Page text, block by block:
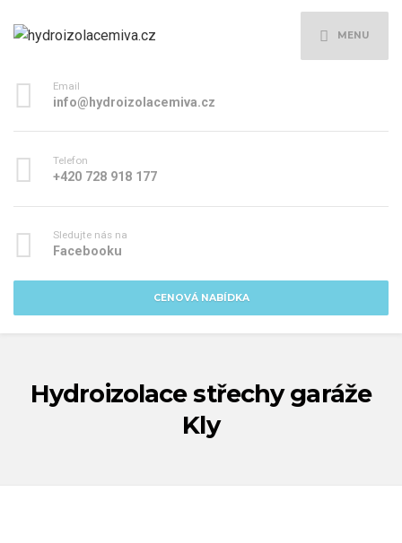
MENU
CENOVÁ NABÍDKA
Email
info@hydroizolacemiva.cz
Telefon
+420 728 918 177
Sledujte nás na
Facebooku
Hydroizolace střechy garáže
Kly